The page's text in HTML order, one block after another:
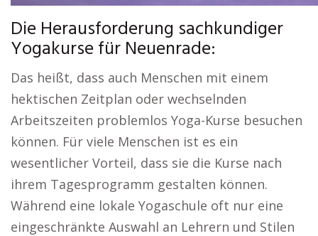
Die Herausforderung sachkundiger
Yogakurse für Neuenrade:
Das heißt, dass auch Menschen mit einem
hektischen Zeitplan oder wechselnden
Arbeitszeiten problemlos Yoga-Kurse besuchen
können. Für viele Menschen ist es ein
wesentlicher Vorteil, dass sie die Kurse nach
ihrem Tagesprogramm gestalten können.
Während eine lokale Yogaschule oft nur eine
eingeschränkte Auswahl an Lehrern und Stilen